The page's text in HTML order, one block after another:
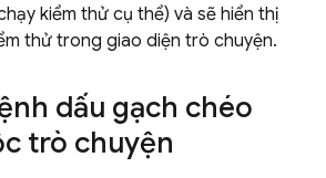
kiểm thử cụ thể) và sẽ hiển thị
thử trong giao diện trò chuyện.
dấu gạch chéo
trò chuyện